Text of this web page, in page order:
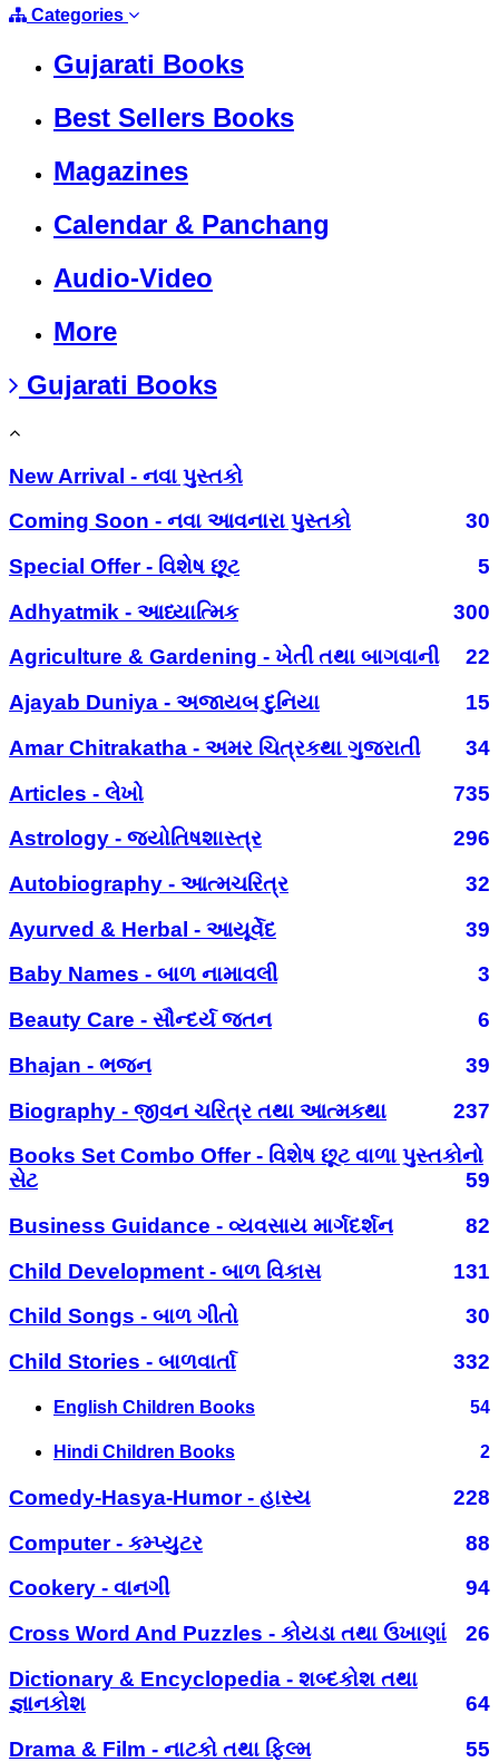
Categories
Gujarati Books
Best Sellers Books
Magazines
Calendar & Panchang
Audio-Video
More
Gujarati Books
New Arrival - નવા પુસ્તકો
Coming Soon - નવા આવનારા પુસ્તકો
30
Special Offer - વિશેષ છૂટ
5
Adhyatmik - આધ્યાત્મિક
300
Agriculture & Gardening - ખેતી તથા બાગવાની
22
Ajayab Duniya - અજાયબ દુનિયા
15
Amar Chitrakatha - અમર ચિત્રકથા ગુજરાતી
34
Articles - લેખો
735
Astrology - જ્યોતિષશાસ્ત્ર
296
Autobiography - આત્મચરિત્ર
32
Ayurved & Herbal - આયૂર્વેદ
39
Baby Names - બાળ નામાવલી
3
Beauty Care - સૌન્દર્ય જતન
6
Bhajan - ભજન
39
Biography - જીવન ચરિત્ર તથા આત્મકથા
237
Books Set Combo Offer - વિશેષ છૂટ વાળા પુસ્તકોનો
સેટ
59
Business Guidance - વ્યવસાય માર્ગદર્શન
82
Child Development - બાળ વિકાસ
131
Child Songs - બાળ ગીતો
30
Child Stories - બાળવાર્તા
332
English Children Books 54
Hindi Children Books 2
Comedy-Hasya-Humor - હાસ્ય
228
Computer - કમ્પ્યુટર
88
Cookery - વાનગી
94
Cross Word And Puzzles - કોયડા તથા ઉખાણાં
26
Dictionary & Encyclopedia - શબ્દકોશ તથા
જ્ઞાનકોશ
64
Drama & Film - નાટકો તથા ફિલ્મ
55